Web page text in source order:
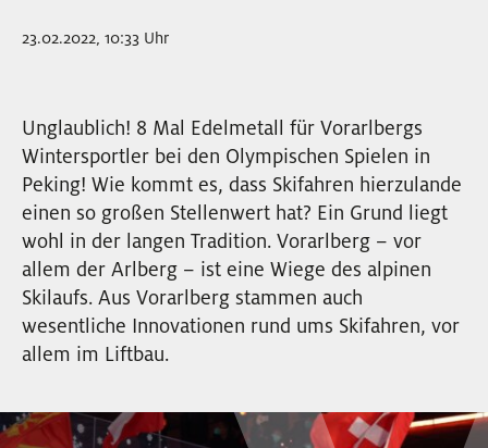
VISION
EVENTS
NEWSLETTER
23.02.2022, 10:33 Uhr
Unglaublich! 8 Mal Edelmetall für Vorarlbergs
Wintersportler bei den Olympischen Spielen in
Peking! Wie kommt es, dass Skifahren hierzulande
einen so großen Stellenwert hat? Ein Grund liegt
wohl in der langen Tradition. Vorarlberg – vor
allem der Arlberg – ist eine Wiege des alpinen
Skilaufs. Aus Vorarlberg stammen auch
wesentliche Innovationen rund ums Skifahren, vor
allem im Liftbau.